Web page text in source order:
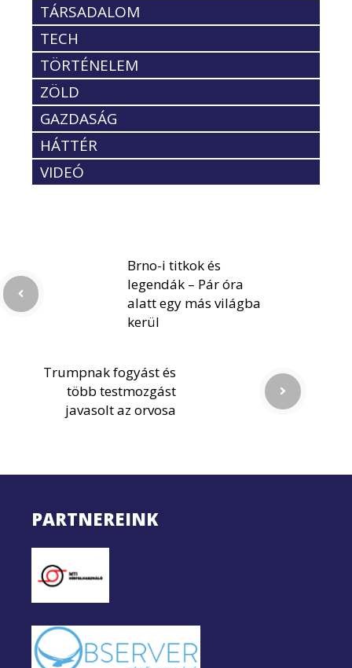
TÁRSADALOM
TECH
TÖRTÉNELEM
ZÖLD
GAZDASÁG
HÁTTÉR
VIDEÓ
Brno-i titkok és
legendák – Pár óra
alatt egy más világba
kerül
Trumpnak fogyást és
több testmozgást
javasolt az orvosa
PARTNEREINK